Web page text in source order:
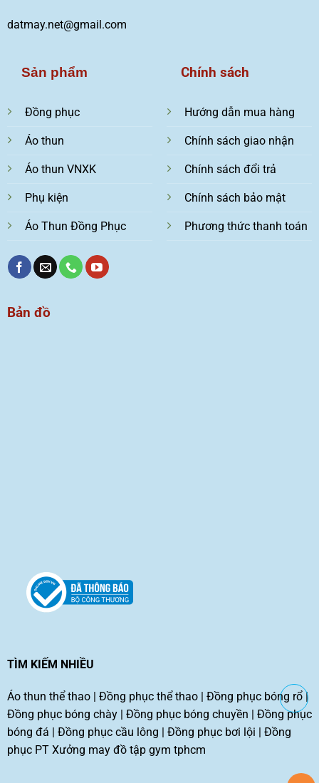
datmay.net@gmail.com
Sản phẩm
Đồng phục
Áo thun
Áo thun VNXK
Phụ kiện
Áo Thun Đồng Phục
Chính sách
Hướng dẫn mua hàng
Chính sách giao nhận
Chính sách đổi trả
Chính sách bảo mật
Phương thức thanh toán
Bản đồ
TÌM KIẾM NHIỀU
Áo thun thể thao| Đồng phục thể thao| Đồng phục bóng rổ|
Đồng phục bóng chày| Đồng phục bóng chuyền
Đồng phục
bóng đá
Đồng phục cầu lông Đồng phục bơi lội
Đồng
phục PT Xưởng may đồ tập gym tphcm